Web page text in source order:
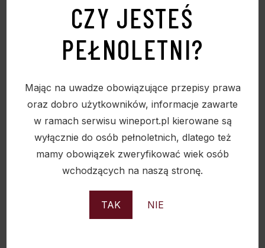
CZY JESTEŚ
PEŁNOLETNI?
Mając na uwadze obowiązujące przepisy prawa
oraz dobro użytkowników, informacje zawarte
w ramach serwisu wineport.pl kierowane są
wyłącznie do osób pełnoletnich, dlatego też
mamy obowiązek zweryfikować wiek osób
wchodzących na naszą stronę.
TAK NIE
ZESTAW PREZENTOWY I1 – MINIMALNE
ZAMÓWIENIE 10SZTUK
89,00 zł
Sold